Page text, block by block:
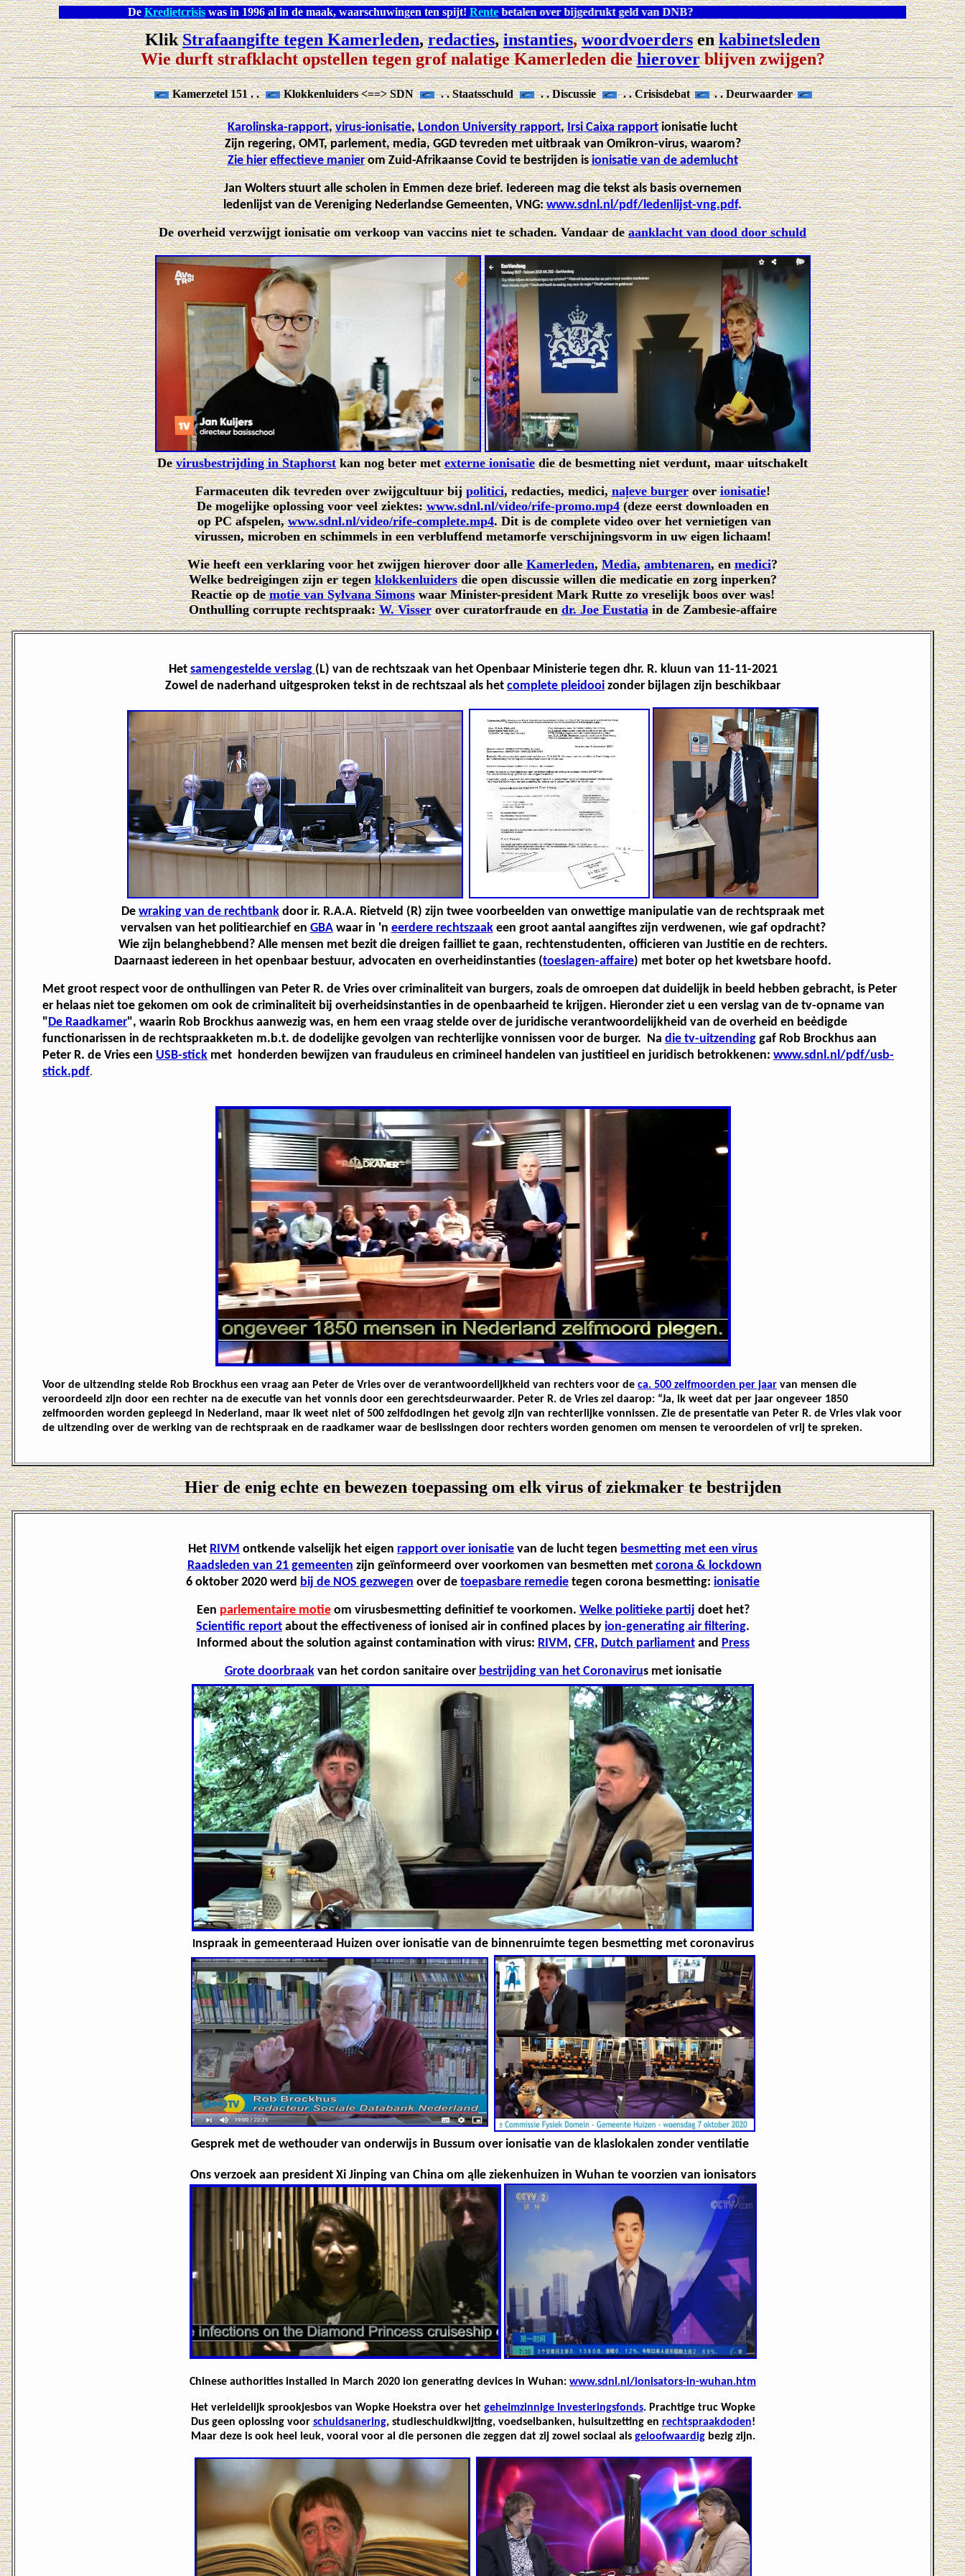
De Kredietcrisiswas in 1996 al in de maak, waarschuwingen ten spijt!Rentebetalen over bijgedrukt geld van DNB?
Klik Strafaangifte tegenKamerleden,redacties,instanties,woordvoerders en kabinetsleden
Wie durft strafklacht opstellen tegen grof nalatige Kamerleden diehieroverblijven zwijgen?
Kamerzetel 151 . . Klokkenluiders <==> SDN . . Staatsschuld . . Discussie . . Crisisdebat . . Deurwaarder
Karolinska-rapport,virus-ionisatie,London University rapport,Irsi Caixa rapportionisatie lucht
Zijn regering, OMT, parlement, media, GGD tevreden met uitbraak van Omikron-virus, waarom?
Zie hier effectieve manierom Zuid-Afrikaanse Covid te bestrijden isionisatie van de ademlucht
Jan Wolters stuurt alle scholen in Emmen deze brief. Iedereen mag die tekst als basis overnemen
ledenlijst van de Vereniging Nederlandse Gemeenten, VNG:www.sdnl.nl/pdf/ledenlijst-vng.pdf.
De overheid verzwijgt ionisatie om verkoop van vaccins niet te schaden. Vandaar deaanklacht van dood door schuld
Devirusbestrijding in Staphorstkan nog beter metexterne ionisatiedie de besmetting niet verdunt, maar uitschakelt
Farmaceuten dik tevreden over zwijgcultuur bijpolitici, redacties, medici,naļeve burgeroverionisatie!
De mogelijke oplossing voor veel ziektes:www.sdnl.nl/video/rife-promo.mp4(deze eerst downloaden en
op PC afspelen,www.sdnl.nl/video/rife-complete.mp4. Dit is de complete video over het vernietigen van
virussen, microben en schimmels in een verbluffend metamorfe verschijningsvorm in uw eigen lichaam!
Wie heeft een verklaring voor het zwijgen hierover door alleKamerleden,Media,ambtenaren, enmedici?
Welke bedreigingen zijn er tegenklokkenluidersdie open discussie willen die medicatie en zorg inperken?
Reactie op demotie van Sylvana Simonswaar Minister-president Mark Rutte zo vreselijk boos over was!
Onthulling corrupte rechtspraak:W. Visserover curatorfraude endr. Joe Eustatiain de Zambesie-affaire
Het samengestelde verslag (L) van de rechtszaak van het Openbaar Ministerie tegen dhr. R. kluun van 11-11-2021
Zowel de naderhand uitgesproken tekst in de rechtszaal als het complete pleidooi zonder bijlagen zijn beschikbaar
De wraking van de rechtbank door ir. R.A.A. Rietveld (R) zijn twee voorbeelden van onwettige manipulatie van de rechtspraak met
vervalsen van het politiearchief en GBAwaar in 'n eerdere rechtszaakeen groot aantal aangiftes zijn verdwenen, wie gaf opdracht?
Wie zijn belanghebbend? Alle mensen met bezit die dreigen failliet te gaan, rechtenstudenten, officieren van Justitie en de rechters.
Daarnaast iedereen in het openbaar bestuur, advocaten en overheidinstanties (toeslagen-affaire) met boter op het kwetsbare hoofd.
Met groot respect voor de onthullingen van Peter R. de Vries over criminaliteit van burgers, zoals de omroepen dat duidelijk in beeld hebben gebracht, is Peter
er helaas niet toe gekomen om ook de criminaliteit bij overheidsinstanties in de openbaarheid te krijgen. Hieronder ziet u een verslag van de tv-opname van
"De Raadkamer", waarin Rob Brockhus aanwezig was, en hem een vraag stelde over de juridische verantwoordelijkheid van de overheid en beėdigde
functionarissen in de rechtspraakketen m.b.t. de dodelijke gevolgen van rechterlijke vonnissen voor de burger. Na die tv-uitzending gaf Rob Brockhus aan
Peter R. de Vries een USB-stick met honderden bewijzen van frauduleus en crimineel handelen van justitieel en juridisch betrokkenen: www.sdnl.nl/pdf/usb-
stick.pdf.
Voor de uitzending stelde Rob Brockhus een vraag aan Peter de Vries over de verantwoordelijkheid van rechters voor de ca. 500 zelfmoorden per jaar van mensen die
veroordeeld zijn door een rechter na de executie van het vonnis door een gerechtsdeurwaarder. Peter R. de Vries zei daarop: “Ja, ik weet dat per jaar ongeveer 1850
zelfmoorden worden gepleegd in Nederland, maar ik weet niet of 500 zelfdodingen het gevolg zijn van rechterlijke vonnissen. Zie de presentatie van Peter R. de Vries vlak voor
de uitzending over de werking van de rechtspraak en de raadkamer waar de beslissingen door rechters worden genomen om mensen te veroordelen of vrij te spreken.
Hier de enig echte en bewezen toepassing om elk virus of ziekmaker te bestrijden
Het RIVM ontkende valselijk het eigen rapport over ionisatie van de lucht tegen besmetting met een virus
Raadsleden van 21 gemeenten zijn geïnformeerd over voorkomen van besmetten met corona & lockdown
6 oktober 2020 werd bij de NOS gezwegen over de toepasbare remedie tegen corona besmetting: ionisatie
Een parlementaire motieom virusbesmetting definitief te voorkomen. Welke politieke partij doet het?
Scientific report about the effectiveness of ionised air in confined places by ion-generating air filtering.
Informed about the solution against contamination with virus: RIVM, CFR, Dutch parliamentand Press
Grote doorbraakvan het cordon sanitaire over bestrijding van het Coronavirus met ionisatie
nspraak in gemeenteraad Huizen over ionisatie van de binnenruimte tegen besmetting met coronavirus
Gesprek met de wethouder van onderwijs in Bussum over ionisatie van de klaslokalen zonder ventilatie
Ons verzoek aan president Xi Jinping van China om ąlle ziekenhuizen in Wuhan te voorzien van ionisators
Chinese authorities installed in March 2020 ion generating devices in Wuhan: www.sdnl.nl/ionisators-in-wuhan.htm
Het verleidelijk sprookjesbos van Wopke Hoekstra over het geheimzinnige Investeringsfonds. Prachtige truc Wopke
Dus geen oplossing voor schuldsanering, studieschuldkwijting, voedselbanken, huisuitzetting en rechtspraakdoden!
Maar deze is ook heel leuk, vooral voor al die personen die zeggen dat zij zowel sociaal als geloofwaardigbezig zijn.